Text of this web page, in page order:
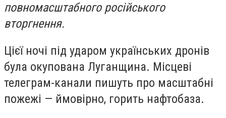
повномасштабного російського
вторгнення.
Цієї ночі під ударом українських дронів
була окупована Луганщина. Місцеві
телеграм-канали пишуть про масштабні
пожежі — ймовірно, горить нафтобаза.